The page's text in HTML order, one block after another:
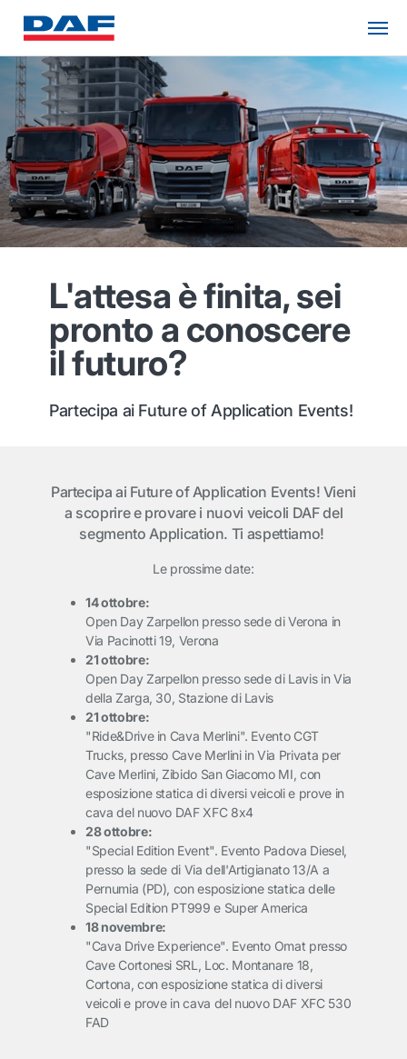
L'attesa è finita, sei
pronto a conoscere
il futuro?
Partecipa ai Future of Application Events!
Partecipa ai Future of Application Events! Vieni
a scoprire e provare i nuovi veicoli DAF del
segmento Application. Ti aspettiamo!
Le prossime date:
14 ottobre:
Open Day Zarpellon presso sede di Verona in
Via Pacinotti 19, Verona
21 ottobre:
Open Day Zarpellon presso sede di Lavis in Via
della Zarga, 30, Stazione di Lavis
21 ottobre:
"Ride&Drive in Cava Merlini". Evento CGT
Trucks, presso Cave Merlini in Via Privata per
Cave Merlini, Zibido San Giacomo MI, con
esposizione statica di diversi veicoli e prove in
cava del nuovo DAF XFC 8x4
28 ottobre:
"Special Edition Event". Evento Padova Diesel,
presso la sede di Via dell'Artigianato 13/A a
Pernumia (PD), con esposizione statica delle
Special Edition PT999 e Super America
18 novembre:
"Cava Drive Experience". Evento Omat presso
Cave Cortonesi SRL, Loc. Montanare 18,
Cortona, con esposizione statica di diversi
veicoli e prove in cava del nuovo DAF XFC 530
FAD